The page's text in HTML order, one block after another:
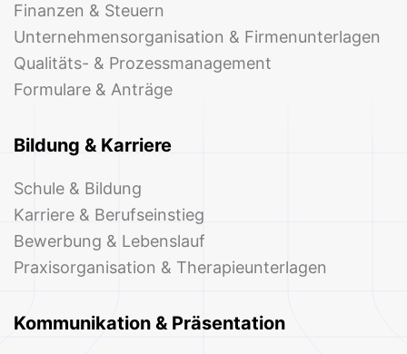
Finanzen & Steuern
Unternehmensorganisation & Firmenunterlagen
Qualitäts- & Prozessmanagement
Formulare & Anträge
Bildung & Karriere
Schule & Bildung
Karriere & Berufseinstieg
Bewerbung & Lebenslauf
Praxisorganisation & Therapieunterlagen
Kommunikation & Präsentation